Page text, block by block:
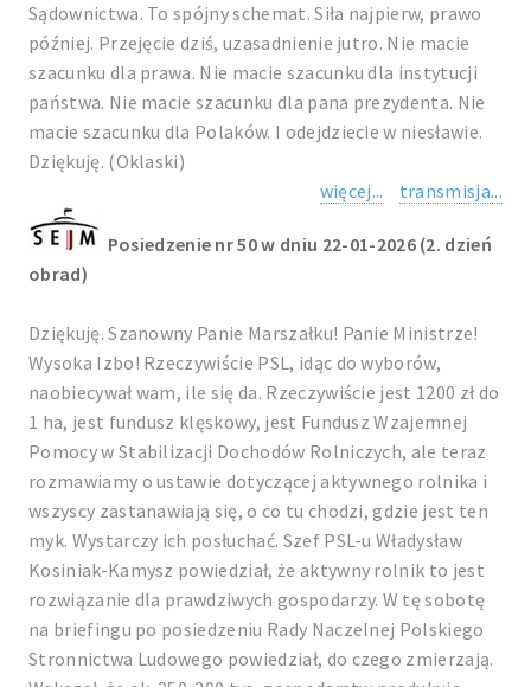
Sądownictwa. To spójny schemat. Siła najpierw, prawo
później. Przejęcie dziś, uzasadnienie jutro. Nie macie
szacunku dla prawa. Nie macie szacunku dla instytucji
państwa. Nie macie szacunku dla pana prezydenta. Nie
macie szacunku dla Polaków. I odejdziecie w niesławie.
Dziękuję. (Oklaski)
więcej...
transmisja...
Posiedzenie nr 50 w dniu 22-01-2026 (2. dzień
obrad)
Dziękuję. Szanowny Panie Marszałku! Panie Ministrze!
Wysoka Izbo! Rzeczywiście PSL, idąc do wyborów,
naobiecywał wam, ile się da. Rzeczywiście jest 1200 zł do
1 ha, jest fundusz klęskowy, jest Fundusz Wzajemnej
Pomocy w Stabilizacji Dochodów Rolniczych, ale teraz
rozmawiamy o ustawie dotyczącej aktywnego rolnika i
wszyscy zastanawiają się, o co tu chodzi, gdzie jest ten
myk. Wystarczy ich posłuchać. Szef PSL-u Władysław
Kosiniak-Kamysz powiedział, że aktywny rolnik to jest
rozwiązanie dla prawdziwych gospodarzy. W tę sobotę
na briefingu po posiedzeniu Rady Naczelnej Polskiego
Stronnictwa Ludowego powiedział, do czego zmierzają.